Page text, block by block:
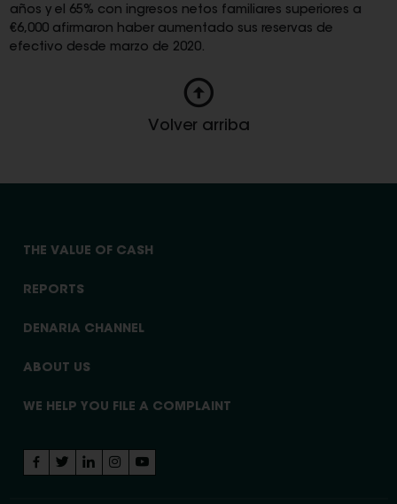
años y el 65% con ingresos netos familiares superiores a
€6,000 afirmaron haber aumentado sus reservas de
efectivo desde marzo de 2020.
Volver arriba
THE VALUE OF CASH
REPORTS
DENARIA CHANNEL
ABOUT US
WE HELP YOU FILE A COMPLAINT